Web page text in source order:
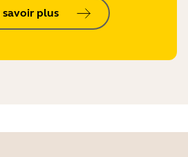
savoir plus